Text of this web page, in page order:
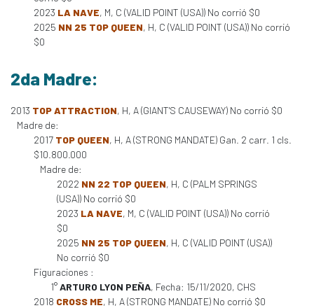
2023 LA NAVE, M, C (VALID POINT (USA)) No corrió $0
2025 NN 25 TOP QUEEN, H, C (VALID POINT (USA)) No corrió
$0
2da Madre:
2013 TOP ATTRACTION, H, A (GIANT'S CAUSEWAY) No corrió $0
Madre de:
2017 TOP QUEEN, H, A (STRONG MANDATE) Gan. 2 carr. 1 cls.
$10.800.000
Madre de:
2022 NN 22 TOP QUEEN, H, C (PALM SPRINGS
(USA)) No corrió $0
2023 LA NAVE, M, C (VALID POINT (USA)) No corrió
$0
2025 NN 25 TOP QUEEN, H, C (VALID POINT (USA))
No corrió $0
Figuraciones :
1°ARTURO LYON PEÑA, Fecha: 15/11/2020, CHS
2018 CROSS ME, H, A (STRONG MANDATE) No corrió $0